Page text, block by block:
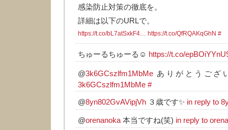
感染防止対策の徹底を。
詳細は以下のURLで。
https://t.co/bL7atSxkF4… https://t.co/QfRQAKqGhN #
ちゅーるちゅーる☺️ https://t.co/
@3k6GCszlfm1MbMe ありがとうご
3k6GCszlfm1MbMe #
@8yn802GvAVipjVh ３歳です✨ in reply to
@orenanoka 本当ですね(笑) in reply to